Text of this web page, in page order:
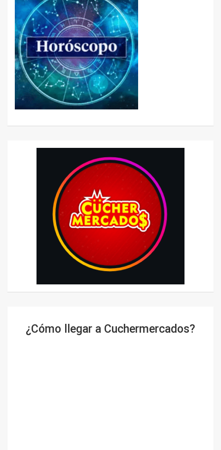
¿Cómo llegar a Cuchermercados?